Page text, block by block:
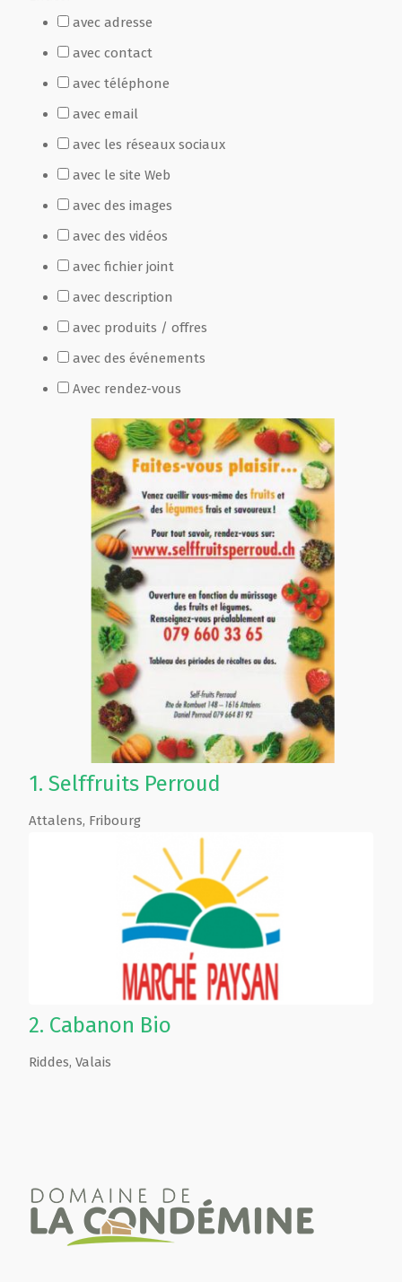
avec adresse
avec contact
avec téléphone
avec email
avec les réseaux sociaux
avec le site Web
avec des images
avec des vidéos
avec fichier joint
avec description
avec produits / offres
avec des événements
Avec rendez-vous
1. Selffruits Perroud
Attalens, Fribourg
2. Cabanon Bio
Riddes, Valais
Fête Marché Paysan
Partenaires